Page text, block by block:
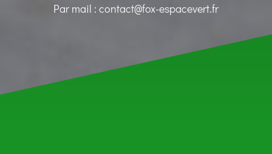
Par mail : contact@fox-espacevert.fr